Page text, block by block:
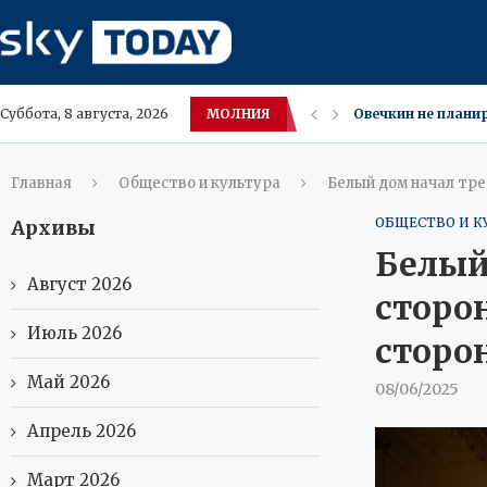
Суббота, 8 августа, 2026 МОЛНИЯ США
Московский
Лучшие места
Осенние
В Югре вахтовики
Внук Шарля де
Употребление
Оземпик‑фейс —
Главная Общество и культура Белый дом начал
ОБЩЕСТВО И
08/06/2025
Архивы
Август 2026
Июль 2026
Май 2026
Апрель 2026
Март 2026